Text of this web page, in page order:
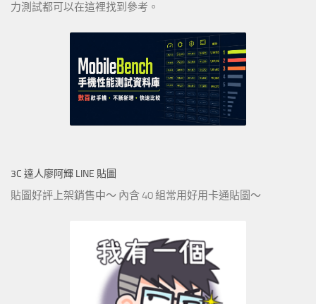
力測試都可以在這裡找到參考。
3C 達人廖阿輝 LINE 貼圖
貼圖好評上架銷售中～ 內含 40 組常用好用卡通貼圖～